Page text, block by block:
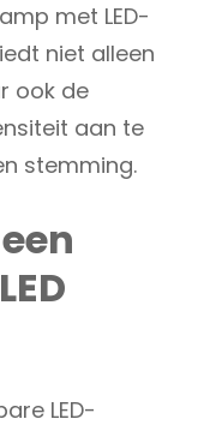
met LED-
niet alleen
ook de
aan te
stemming.
LED-